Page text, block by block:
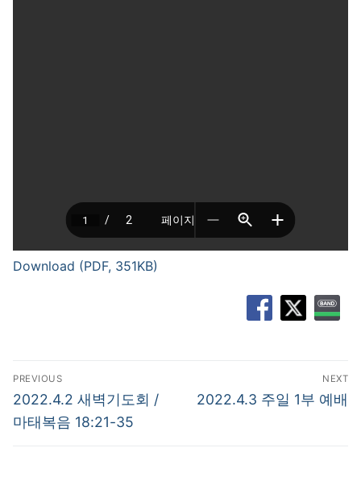
Download (PDF, 351KB)
글
탐
색
PREVIOUS
Previous
post:
2022.4.2 새벽기도회 /
마태복음 18:21-35
NEXT
Next
2022.4.3 주일 1부 예배